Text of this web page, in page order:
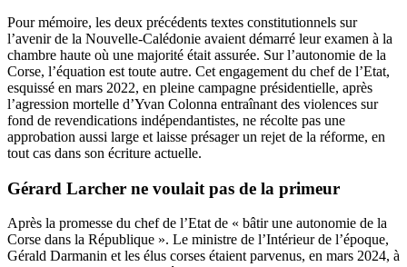
Pour mémoire, les deux précédents textes constitutionnels sur
l’avenir de la Nouvelle-Calédonie avaient démarré leur examen à la
chambre haute où une majorité était assurée. Sur l’autonomie de la
Corse, l’équation est toute autre. Cet engagement du chef de l’Etat,
esquissé en mars 2022, en pleine campagne présidentielle, après
l’agression mortelle d’Yvan Colonna entraînant des violences sur
fond de revendications indépendantistes, ne récolte pas une
approbation aussi large et laisse présager un rejet de la réforme, en
tout cas dans son écriture actuelle.
Gérard Larcher ne voulait pas de la primeur
Après la promesse du chef de l’Etat de « bâtir une autonomie de la
Corse dans la République ». Le ministre de l’Intérieur de l’époque,
Gérald Darmanin et les élus corses étaient parvenus, en mars 2024, à